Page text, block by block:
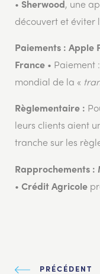
• Sherwood, une
découvert et éviter
Paiements : Apple
France • Paiement
mondial de la «
Règlementaire :
leurs clients aient
tranche sur les
Rapprochements :
• Crédit Agricole
PRÉCÉDENT